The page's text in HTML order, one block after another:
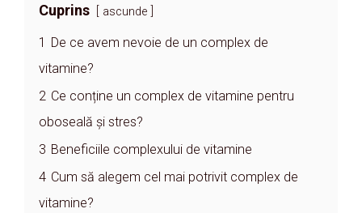
Cuprins ascunde
1 De ce avem nevoie de un complex de
vitamine?
2 Ce conține un complex de vitamine pentru
oboseală și stres?
3 Beneficiile complexului de vitamine
4 Cum să alegem cel mai potrivit complex de
vitamine?